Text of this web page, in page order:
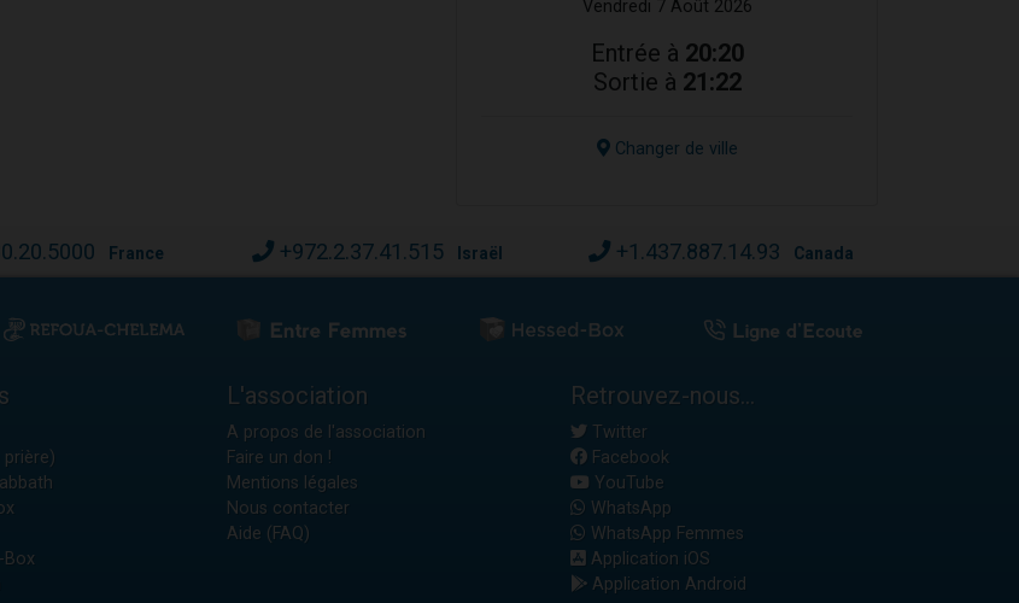
Vendredi 7 Août 2026
Entrée à 20:20
Sortie à 21:22
Changer de ville
France +972.2.37.41.515 Israël +1.437.887.14.93 Canada
prière)
Box
L'association
A propos de l'association
Faire un don !
Mentions légales
Nous contacter
Aide (FAQ)
Retrouvez-nous...
Twitter
Facebook
YouTube
WhatsApp
WhatsApp Femmes
Application iOS
Application Android